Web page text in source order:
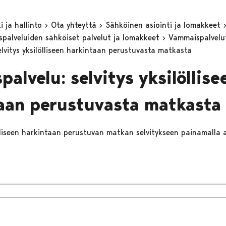
ja hallinto Ota yhteyttä
Sähköinen asiointi ja lomakkeet
sähköiset palvelut ja lomakkeet
yksilölliseen harkintaan perustuvasta matkasta
selvitys
perustuvasta matkasta
harkintaan perustuvan matkan selvitykseen painamalla